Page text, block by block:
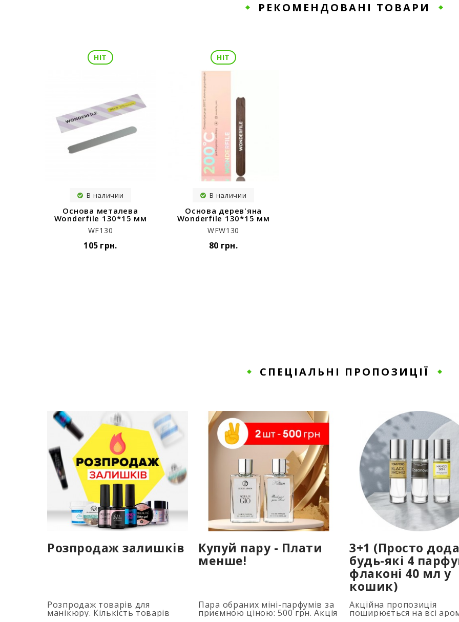
РЕКОМЕНДОВАНІ ТОВАРИ
HIT
В наличии
Основа металева
Wonderfile 130*15 мм
WF130
105 грн.
HIT
В наличии
Основа дерев'яна
Wonderfile 130*15 мм
WFW130
80 грн.
СПЕЦІАЛЬНІ ПРОПОЗИЦІЇ
Розпродаж залишків
Розпродаж товарів для
манікюру. Кількість товарів
Купуй пару - Плати
менше!
Пара обраних міні-парфумів за
приємною ціною: 500 грн. Акція
3+1 (Просто
будь-які 4
флаконі 40 мл у
кошик)
Акційна пропозиція
поширюється на всі